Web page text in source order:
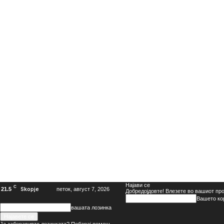
21.5 C Skopje петок, август 7, 2026
Најави се
Добредојдовте! Влезете во вашиот
Вашето
вашата лозинка